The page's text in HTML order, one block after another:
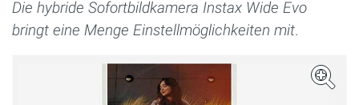
Die hybride Sofortbildkamera Instax Wide Evo
bringt eine Menge Einstellmöglichkeiten mit.